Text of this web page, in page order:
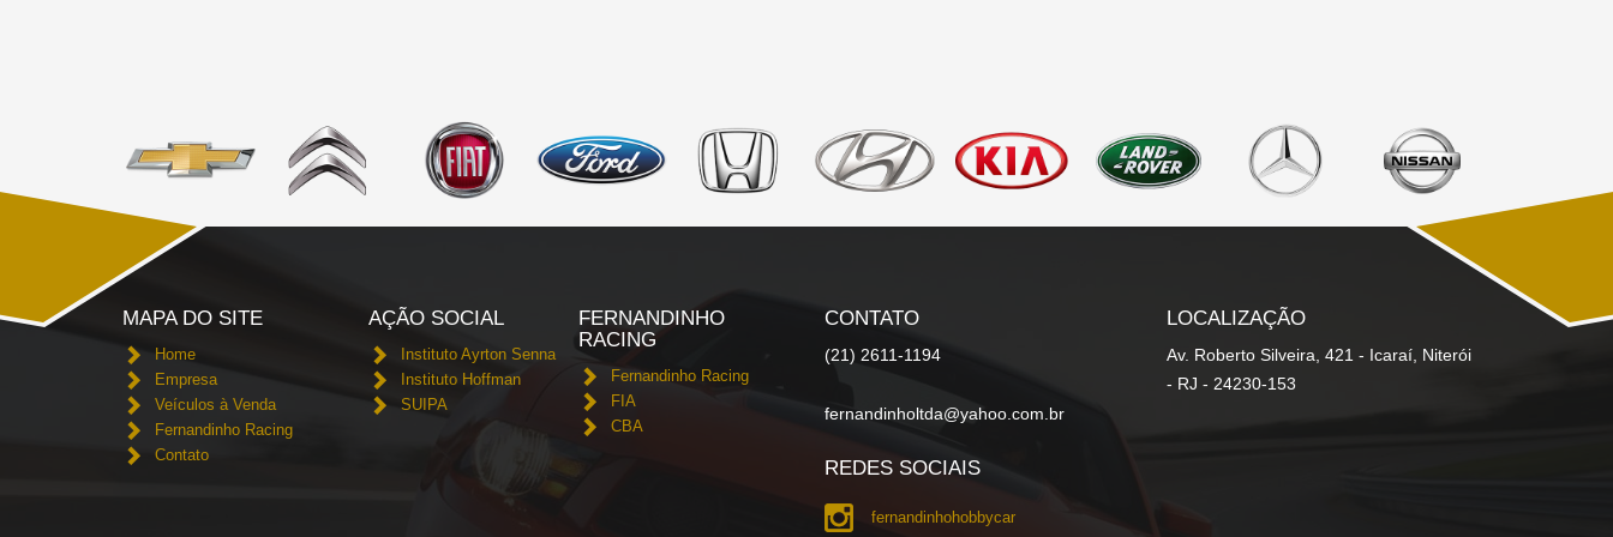
MAPA DO SITE
Home
Empresa
Veículos à Venda
Fernandinho Racing
Contato
AÇÃO SOCIAL
Instituto Ayrton Senna
Instituto Hoffman
SUIPA
FERNANDINHO
RACING
Fernandinho Racing
FIA
CBA
CONTATO
(21) 2611-1194
fernandinholtda@yahoo.com.br
REDES SOCIAIS
fernandinhohobbycar
LOCALIZAÇÃO
Av. Roberto Silveira, 421 - Icaraí, Niterói
- RJ - 24230-153